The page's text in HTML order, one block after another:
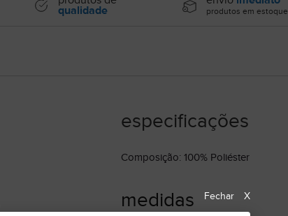
qualidade
produtos em estoque
especificações
Composição: 100% Poliéster
medidas Fechar X